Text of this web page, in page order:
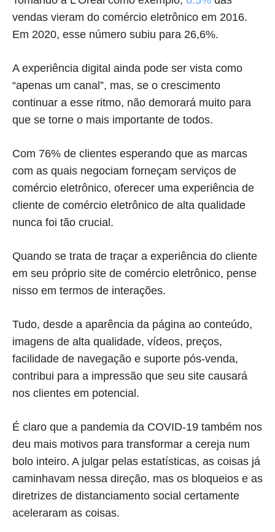
vendas vieram do comércio eletrônico em 2016.
Em 2020, esse número subiu para 26,6%.
A experiência digital ainda pode ser vista como
“apenas um canal”, mas, se o crescimento
continuar a esse ritmo, não demorará muito para
que se torne o mais importante de todos.
Com 76% de clientes esperando que as marcas
com as quais negociam forneçam serviços de
comércio eletrônico, oferecer uma experiência de
cliente de comércio eletrônico de alta qualidade
nunca foi tão crucial.
Quando se trata de traçar a experiência do cliente
em seu próprio site de comércio eletrônico, pense
nisso em termos de interações.
Tudo, desde a aparência da página ao conteúdo,
imagens de alta qualidade, vídeos, preços,
facilidade de navegação e suporte pós-venda,
contribui para a impressão que seu site causará
nos clientes em potencial.
É claro que a pandemia da COVID-19 também nos
deu mais motivos para transformar a cereja num
bolo inteiro. A julgar pelas estatísticas, as coisas já
caminhavam nessa direção, mas os bloqueios e as
diretrizes de distanciamento social certamente
aceleraram as coisas.